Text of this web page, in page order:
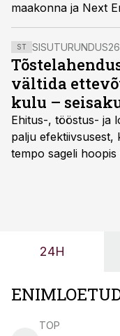
maakonna ja Next
tehase ehitamiseks.
ST SISUTURUNDUS
vältida
kulu –
Ehitus-, tööstus- ja
palju efektiivsusest,
tempo sageli
24H
TOP